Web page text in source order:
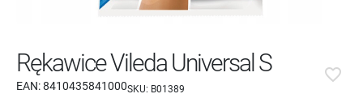
Rękawice Vileda Universal S
EAN:8410435841000SKU: B01389
favorite_border